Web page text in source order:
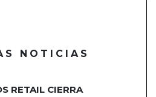
NOTICIAS
RETAIL CIERRA